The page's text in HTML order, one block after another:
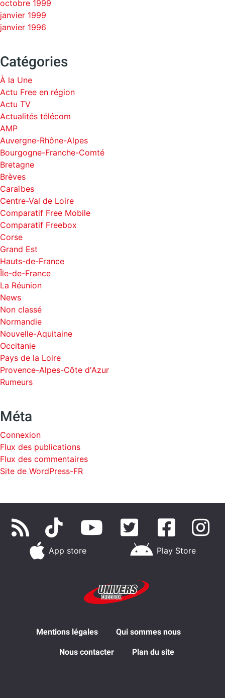
octobre 1999
janvier 1999
janvier 1996
Catégories
À la Une
Actu Free en région
Actu TV
Actualités télécom
AMP
Auvergne-Rhône-Alpes
Bourgogne-Franche-Comté
Bretagne
Brèves
Caraïbes
Centre-Val de Loire
Comparatif Free Mobile
Comparatif Freebox
Corse
Grand Est
Hauts-de-France
Île-de-France
La Réunion
News
Non classé
Normandie
Nouvelle-Aquitaine
Occitanie
Pays de la Loire
Provence-Alpes-Côte d'Azur
Rumeurs
Méta
Connexion
Flux des publications
Flux des commentaires
Site de WordPress-FR
App store Play Store
Mentions légales Qui sommes nous
Nous contacter Plan du site